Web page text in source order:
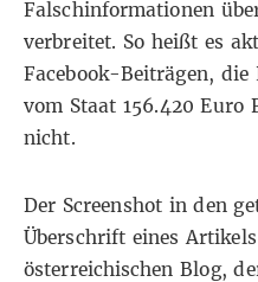
Falschinformationen
verbreitet. So heißt es
Facebook-Beiträgen, die
vom Staat 156.420 Euro
nicht.
Der Screenshot in den
Überschrift eines
österreichischen Blog,